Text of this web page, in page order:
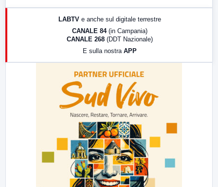
LABTV e anche sul digitale terrestre
CANALE 84 (in Campania)
CANALE 268 (DDT Nazionale)
E sulla nostra APP